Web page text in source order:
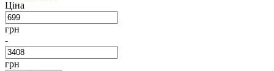
Ціна
грн
-
грн